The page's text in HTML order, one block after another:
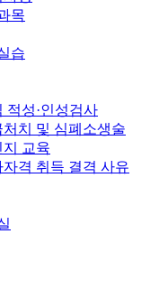
목
습
적성·인성검사
처치 및 심폐소생술
지 교육
자격 취득 결격 사유